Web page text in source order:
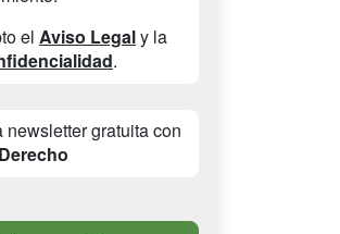
el Aviso Legaly la
.
newsletter gratuita con
Derecho